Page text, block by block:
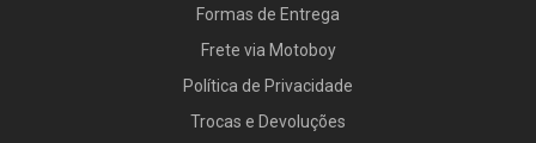
Formas de Entrega
Frete via Motoboy
Política de Privacidade
Trocas e Devoluções